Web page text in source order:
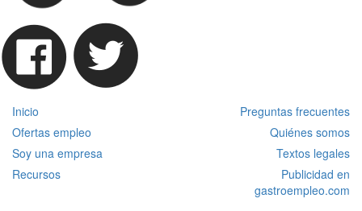
Inicio
Preguntas frecuentes
Ofertas empleo
Quiénes somos
Soy una empresa
Textos legales
Recursos
Publicidad en
gastroempleo.com